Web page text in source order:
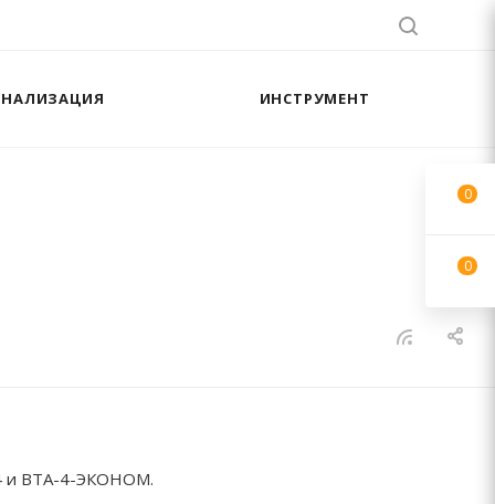
ИНСТРУМЕНТ
и ВТА-4-ЭКОНОМ.
0
0